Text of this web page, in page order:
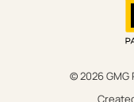
© 2026 GMG